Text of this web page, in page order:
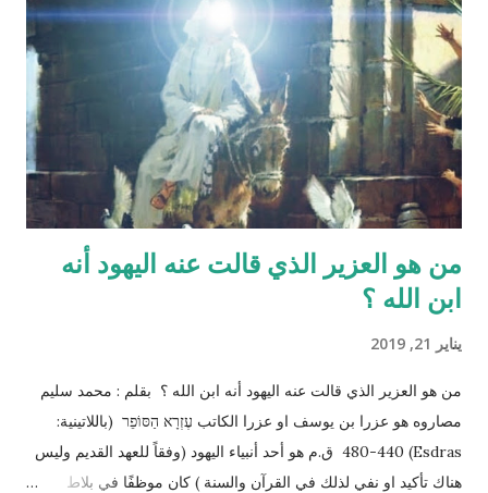
منطقة الصدر !! وهذا ايضاً حديث صحيح يوضح مقصد الآية اكثر :" ماء
الرجل أبيض وماء المرأة أصفر، فإذا اجتمعا فعلا مني الرجل مني
المرأة أذكرا بإذن الله، وإذا علا مني المرأة مني الرجل أنثا بإذن الله "
صحيح مسلم ‪http://fatwa.islamweb.net/fatwa/index.php?
page=sh...
من هو العزير الذي قالت عنه اليهود أنه
ابن الله ؟
يناير 21, 2019
من هو العزير الذي قالت عنه اليهود أنه ابن الله ؟ بقلم : محمد سليم
مصاروه هو عزرا بن يوسف او عزرا الكاتب עֶזְרָא הַסּוֹפֵר (باللاتينية:
Esdras) 480-440 ق.م هو أحد أنبياء اليهود (وفقاً للعهد القديم وليس
هناك تأكيد او نفي لذلك في القرآن والسنة ) كان موظفًا في بلاط